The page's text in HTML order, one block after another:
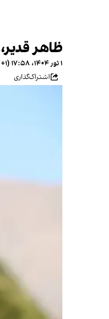
ظاهر
۱ ثور ۱۴۰۴، ۱۷:۵۸ (‎+۱ گرینویچ)
اشتراک‌گذاری